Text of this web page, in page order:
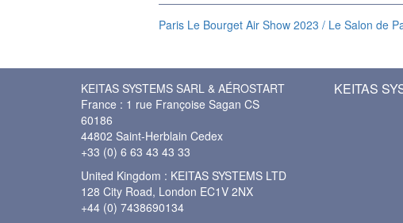
Paris Le Bourget Air Show 2023 / Le Salon de
KEITAS SYSTEMS SARL & AÉROSTART
France : 1 rue Françoise Sagan CS
60186
44802 Saint-Herblain Cedex
+33 (0) 6 63 43 43 33
United Kingdom : KEITAS SYSTEMS LTD
128 City Road, London EC1V 2NX
+44 (0) 7438690134
KEITAS